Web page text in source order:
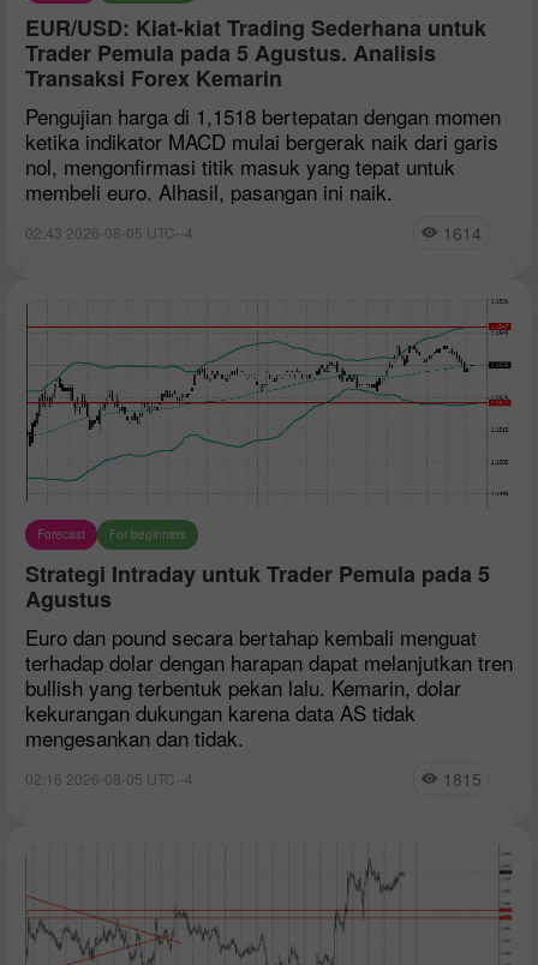
EUR/USD: Kiat-kiat Trading Sederhana untuk
Trader Pemula pada 5 Agustus. Analisis
Transaksi Forex Kemarin
Pengujian harga di 1,1518 bertepatan dengan momen
ketika indikator MACD mulai bergerak naik dari garis
nol, mengonfirmasi titik masuk yang tepat untuk
membeli euro. Alhasil, pasangan ini naik.
02:43 2026-08-05 UTC--4 1614
Forecast For beginners
Strategi Intraday untuk Trader Pemula pada 5
Agustus
Euro dan pound secara bertahap kembali menguat
terhadap dolar dengan harapan dapat melanjutkan tren
bullish yang terbentuk pekan lalu. Kemarin, dolar
kekurangan dukungan karena data AS tidak
mengesankan dan tidak.
02:16 2026-08-05 UTC--4 1815